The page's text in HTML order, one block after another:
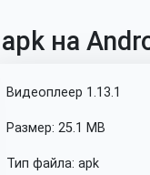
на
Видеоплеер 1.13.1
Размер: 25.1 MB
Тип файла: apk